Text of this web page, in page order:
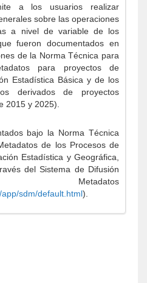
a los usuarios realizar
sobre las operaciones
a nivel de variable de los
fueron documentados en
de la Norma Técnica para
para proyectos de
Estadística Básica y de los
derivados de proyectos
2015 y 2025).
bajo la Norma Técnica
de los Procesos de
Estadística y Geográfica,
del Sistema de Difusión
sdm/default.html).